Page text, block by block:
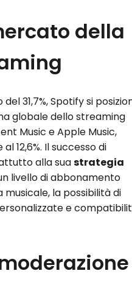
della
31,7%, Spotify si
globale dello streaming
Music e Apple Music,
12,6%. Il successo di
alla suastrategia
livello di abbonamento
la possibilità di
e